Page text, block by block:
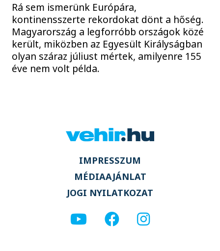
Rá sem ismerünk Európára,
kontinensszerte rekordokat dönt a hőség.
Magyarország a legforróbb országok közé
került, miközben az Egyesült Királyságban
olyan száraz júliust mértek, amilyenre 155
éve nem volt példa.
IMPRESSZUM
MÉDIAAJÁNLAT
JOGI NYILATKOZAT